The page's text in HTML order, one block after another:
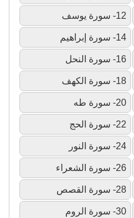
12- سورة يوسف
14- سورة إبراهيم
16- سورة النحل
18- سورة الكهف
20- سورة طه
22- سورة الحج
24- سورة النور
26- سورة الشعراء
28- سورة القصص
30- سورة الروم